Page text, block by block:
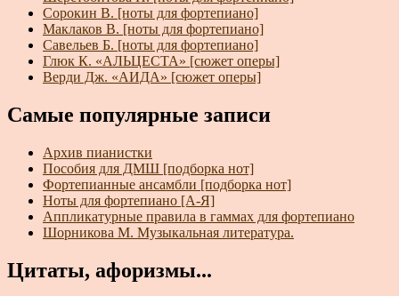
Сорокин В. [ноты для фортепиано]
Маклаков В. [ноты для фортепиано]
Савельев Б. [ноты для фортепиано]
Глюк К. «АЛЬЦЕСТА» [сюжет оперы]
Верди Дж. «АИДА» [сюжет оперы]
Самые популярные записи
Архив пианистки
Пособия для ДМШ [подборка нот]
Фортепианные ансамбли [подборка нот]
Ноты для фортепиано [А-Я]
Аппликатурные правила в гаммах для фортепиано
Шорникова М. Музыкальная литература.
Цитаты, афоризмы...